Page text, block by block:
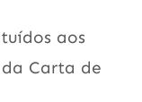
aos
Carta de